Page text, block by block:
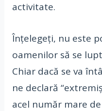
activitate.
Înțelegeți, nu este
oamenilor să se
Chiar dacă se va
ne declară
acel număr mare